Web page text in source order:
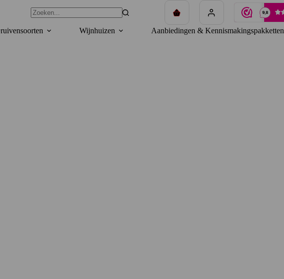
Winkelwagen
Wijnhuizen Aanbiedingen & Kennismakingspakketten